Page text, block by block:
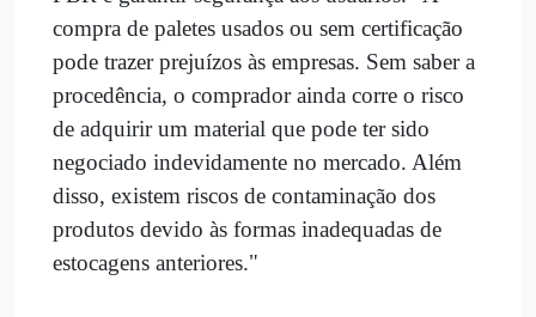
compra de paletes usados ou sem certificação
pode trazer prejuízos às empresas. Sem saber a
procedência, o comprador ainda corre o risco
de adquirir um material que pode ter sido
negociado indevidamente no mercado. Além
disso, existem riscos de contaminação dos
produtos devido às formas inadequadas de
estocagens anteriores."